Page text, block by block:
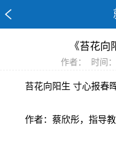
《苔花向
作者： 时间
苔花向阳生 寸心报春
作者：蔡欣彤，指导